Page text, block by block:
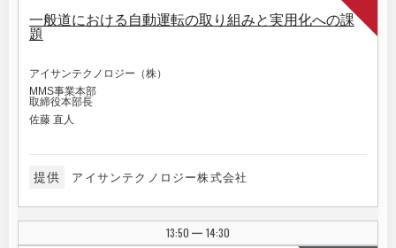
一般道における自動運転の取り組みと実用化への課
題
アイサンテクノロジー（株）
MMS事業本部
取締役本部長
佐藤 直人
提供 アイサンテクノロジー株式会社
13:50 | 14:30